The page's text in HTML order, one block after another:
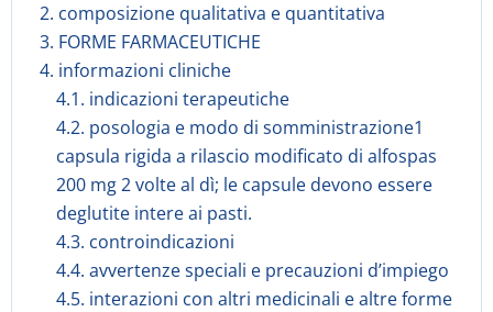
2. composizione qualitativa e quantitativa
3. FORME FARMACEUTICHE
4. informazioni cliniche
4.1. indicazioni terapeutiche
4.2. posologia e modo di somministrazione1
capsula rigida a rilascio modificato di alfospas
200 mg 2 volte al dì; le capsule devono essere
deglutite intere ai pasti.
4.3. controindicazioni
4.4. avvertenze speciali e precauzioni d’impiego
4.5. interazioni con altri medicinali e altre forme